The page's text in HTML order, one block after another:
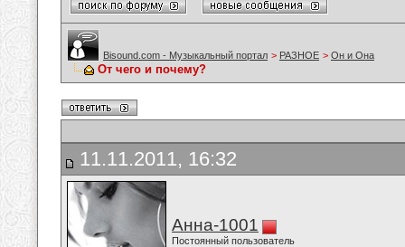
Bisound.com - Музыкальный портал > РАЗНОЕ > Он и Она
От чего и почему?
11.11.2011, 16:32
Анна-1001
Постоянный пользователь